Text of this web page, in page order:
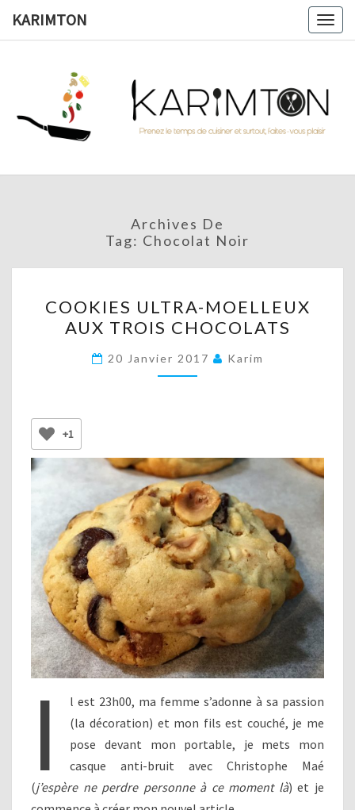
KARIMTON
Prenez
Le
Et
Vous
Plaisir !
Archives De
Tag: Chocolat Noir
ULTRA-
MOELLEUX
AUX
TROIS
COOKIES ULTRA-MOELLEUX
AUX TROIS CHOCOLATS
20 Janvier 2017 Karim
+1
I
l est 23h00, ma femme s’adonne à sa passion
(la décoration) et mon fils est couché, je me
pose devant mon portable, je mets mon
casque anti-bruit avec Christophe Maé
(j’espère ne perdre personne à ce moment là) et je